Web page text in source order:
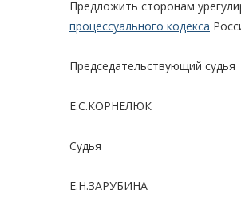
Предложить сторонам
процессуального кодекса
Председательствующий судья
Е.С.КОРНЕЛЮК
Судья
Е.Н.ЗАРУБИНА